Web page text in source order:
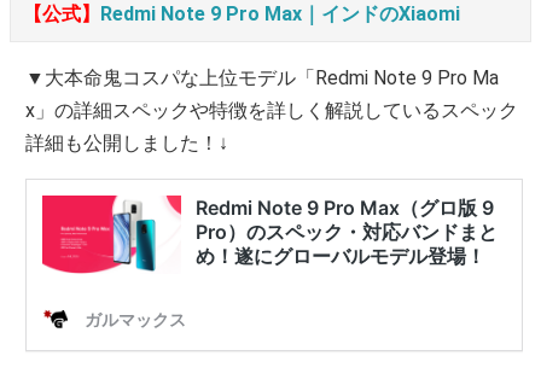
【公式】 Redmi Note 9 Pro Max｜インドのXiaomi
▼大本命鬼コスパな上位モデル「Redmi Note 9 Pro Ma
x」の詳細スペックや特徴を詳しく解説しているスペック
詳細も公開しました！↓